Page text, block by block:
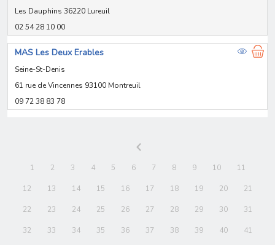
Les Dauphins 36220 Lureuil
02 54 28 10 00
MAS Les Deux Erables
Seine-St-Denis
61 rue de Vincennes 93100 Montreuil
09 72 38 83 78
1 2 3 4 5 6 7 8 9 10 11
12 13 14 15 16 17 18 19 20 21
22 23 24 25 26 27 28 29 30 31
32 33 34 35 36 37 38 39 40 41